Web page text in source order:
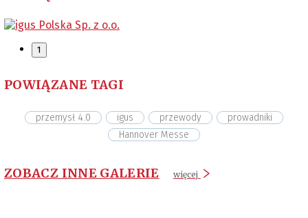
1
POWIĄZANE TAGI
przemysł 4.0 igus przewody
prowadniki
Hannover Messe
ZOBACZ INNE GALERIE więcej